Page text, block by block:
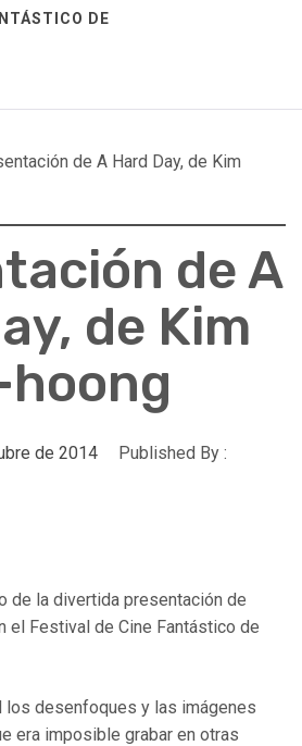
DE
de A Hard Day, de Kim
de A
de Kim
de 2014
Published By :
de la divertida presentación de
el Festival de Cine Fantástico de
los desenfoques y las imágenes
era imposible grabar en otras